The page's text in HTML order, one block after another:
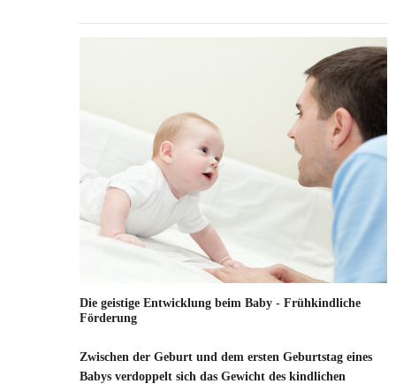
Die geistige Entwicklung beim Baby - Frühkindliche
Förderung
Zwischen der Geburt und dem ersten Geburtstag eines
Babys verdoppelt sich das Gewicht des kindlichen